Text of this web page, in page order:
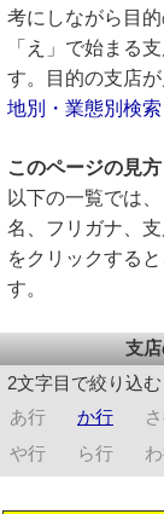
考にしながら目
「え」で始まる
す。目的の支店が
地別・業態別検索
このページの見方
以下の一覧では
名、フリガナ、
をクリックする
す。
支
2文字目で絞り込む
あ行 か行
や行
ら行